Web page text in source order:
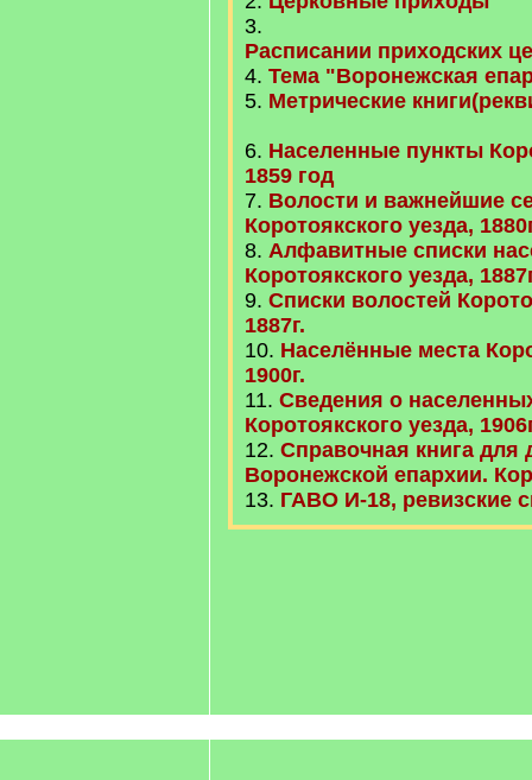
3.
Расписании приходских
4. Тема "Воронежская
5. Метрические
6. Населенные пункты
1859 год
7. Волости и важнейшие
Коротоякского уезда,
8. Алфавитные списки
Коротоякского уезда,
9. Списки волостей
1887г.
10. Населённые места
1900г.
11. Сведения о
Коротоякского уезда,
12. Справочная книга для
Воронежской епархии.
13. ГАВО И-18, ревизские